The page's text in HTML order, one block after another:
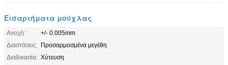
Εισαρτήματα μούχλας
Ανοχή:
+/- 0.005mm
Διαστάσεις: Προσαρμοσμένα μεγέθη
Διαδικασία: Χύτευση